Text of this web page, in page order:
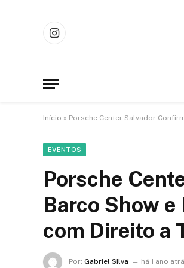
Instagram
Início » Porsche Center Salvador
EVENTOS
Porsche
Barco Show
com Direito a
Por: Gabriel Silva há 1 ano